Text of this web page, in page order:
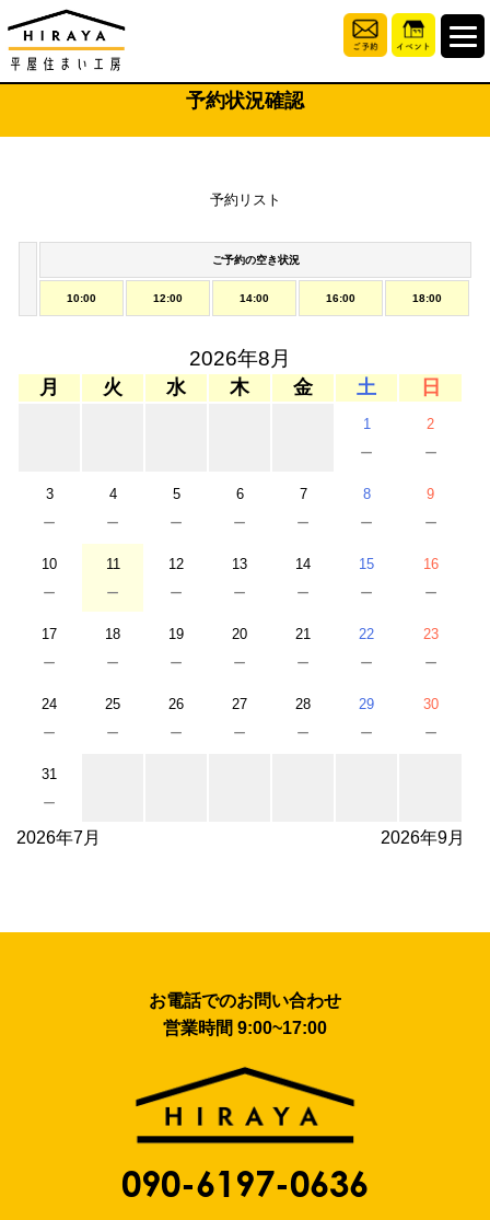
予約状況確認
予約リスト
ご予約の空き状況
10:00 12:00 14:00 16:00 18:00
2026年8月
月 火 水 木 金 土 日
1
－
2
－
3
－
4
－
5
－
6
－
7
－
8
－
9
－
10
－
11
－
12
－
13
－
14
－
15
－
16
－
17
－
18
－
19
－
20
－
21
－
22
－
23
－
24
－
25
－
26
－
27
－
28
－
29
－
30
－
31
－
2026年7月 2026年9月
お電話でのお問い合わせ
営業時間 9:00~17:00
090-6197-0636